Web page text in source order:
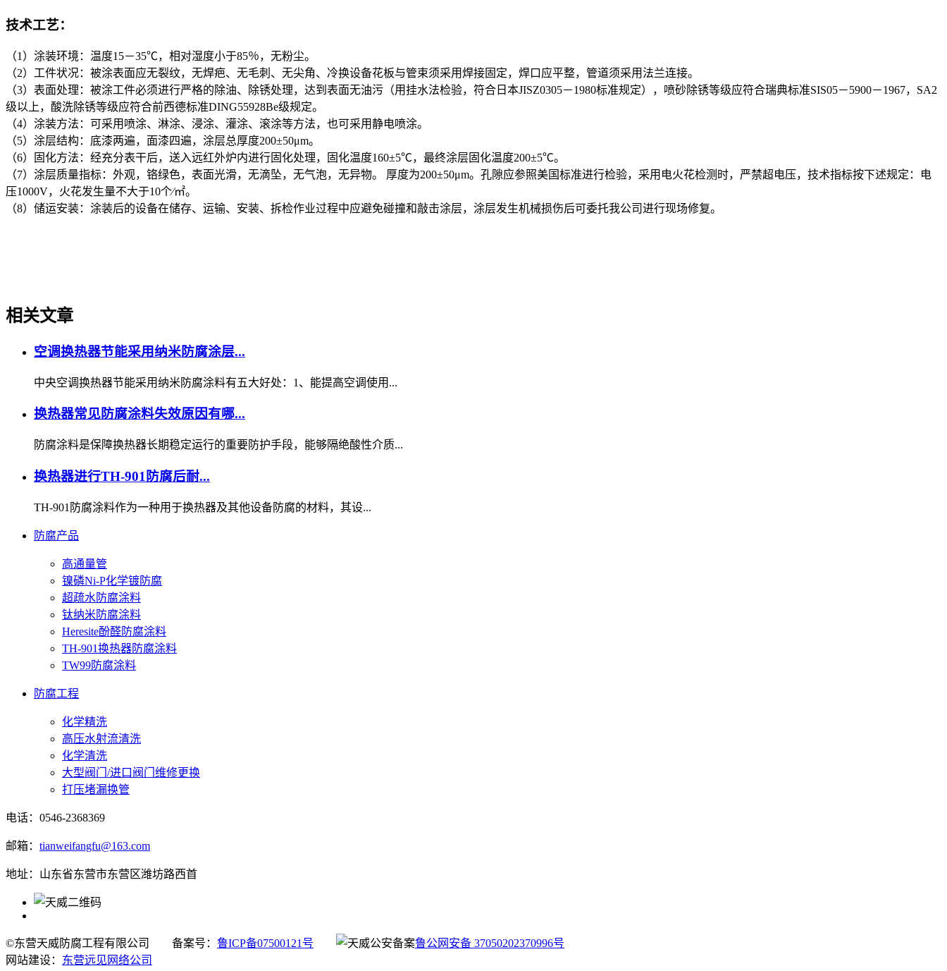
技术工艺：
（1）涂装环境：温度15－35℃，相对湿度小于85％，无粉尘。
（2）工件状况：被涂表面应无裂纹，无焊疤、无毛刺、无尖角、冷换设备花板与管束须采用焊接固定，焊口应平整，管道须采用法兰连接。
（3）表面处理：被涂工件必须进行严格的除油、除锈处理，达到表面无油污（用挂水法检验，符合日本JISZ0305－1980标准规定），喷砂除锈等级应符合瑞典标准SIS05－5900－1967，SA2
级以上，酸洗除锈等级应符合前西德标准DING55928Be级规定。
（4）涂装方法：可采用喷涂、淋涂、浸涂、灌涂、滚涂等方法，也可采用静电喷涂。
（5）涂层结构：底漆两遍，面漆四遍，涂层总厚度200±50μm。
（6）固化方法：经充分表干后，送入远红外炉内进行固化处理，固化温度160±5℃，最终涂层固化温度200±5℃。
（7）涂层质量指标：外观，铬绿色，表面光滑，无滴坠，无气泡，无异物。 厚度为200±50μm。孔隙应参照美国标准进行检验，采用电火花检测时，严禁超电压，技术指标按下述规定：电
压1000V，火花发生量不大于10个∕㎡。
（8）储运安装：涂装后的设备在储存、运输、安装、拆检作业过程中应避免碰撞和敲击涂层，涂层发生机械损伤后可委托我公司进行现场修复。
相关文章
空调换热器节能采用纳米防腐涂层...
中央空调换热器节能采用纳米防腐涂料有五大好处：1、能提高空调使用...
换热器常见防腐涂料失效原因有哪...
防腐涂料是保障换热器长期稳定运行的重要防护手段，能够隔绝酸性介质...
换热器进行TH-901防腐后耐...
TH-901防腐涂料作为一种用于换热器及其他设备防腐的材料，其设...
防腐产品
高通量管
镍磷Ni-P化学镀防腐
超疏水防腐涂料
钛纳米防腐涂料
Heresite酚醛防腐涂料
TH-901换热器防腐涂料
TW99防腐涂料
防腐工程
化学精洗
高压水射流清洗
化学清洗
大型阀门/进口阀门维修更换
打压堵漏换管
电话：0546-2368369
邮箱： tianweifangfu@163.com
地址：山东省东营市东营区潍坊路西首
©东营天威防腐工程有限公司 备案号： 鲁ICP备07500121号
鲁公网安备 37050202370996号
网站建设： 东营远见网络公司